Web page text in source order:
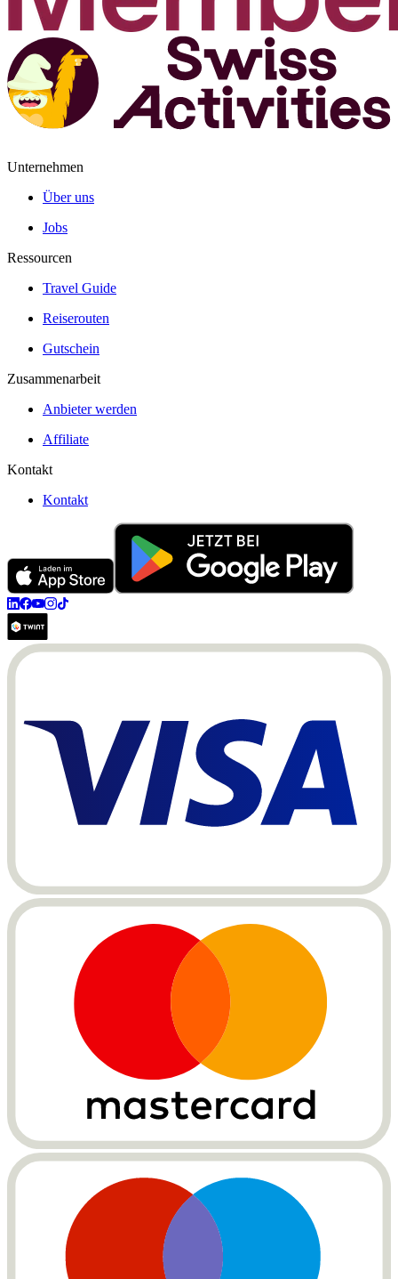
Unternehmen
Über uns
Jobs
Ressourcen
Travel Guide
Reiserouten
Gutschein
Zusammenarbeit
Anbieter werden
Affiliate
Kontakt
Kontakt